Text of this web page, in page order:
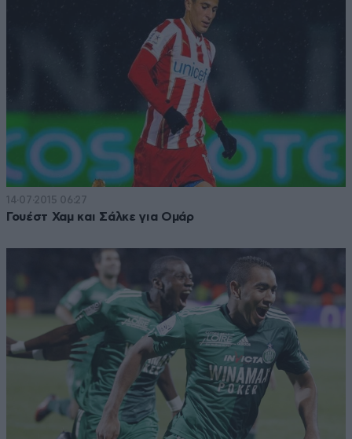
14·07·2015 06:27
Γουέστ Χαμ και Σάλκε για Ομάρ